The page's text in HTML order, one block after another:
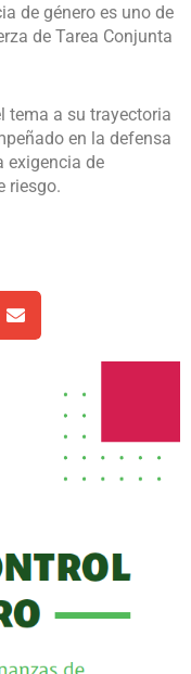
de género es uno de
de Tarea Conjunta
tema a su trayectoria
en la defensa
exigencia de
riesgo.